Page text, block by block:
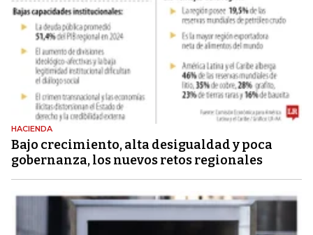
HACIENDA
Bajo crecimiento, alta desigualdad y poca
gobernanza, los nuevos retos regionales